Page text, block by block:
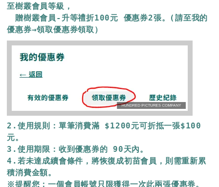
至樹叢會員等級，
贈樹叢會員-升等禮折100元 優惠券2張。(請至我的
優惠券→領取優惠券領取）
2.使用規則：單筆消費滿 $1200元可折抵一張$100
元。
3.使用期限：收到優惠券的 90天內。
4.若未達成續會條件，將恢復成初苗會員，則需重新累
積消費金額。
※提醒您：一個會員帳號只限獲得一次此兩張優惠券。